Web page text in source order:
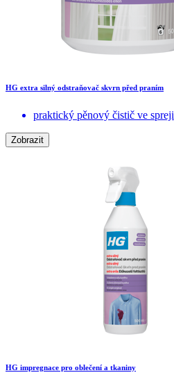
HG extra silný odstraňovač skvrn před praním
praktický pěnový čistič ve spreji
Zobrazit
HG impregnace pro oblečení a tkaniny